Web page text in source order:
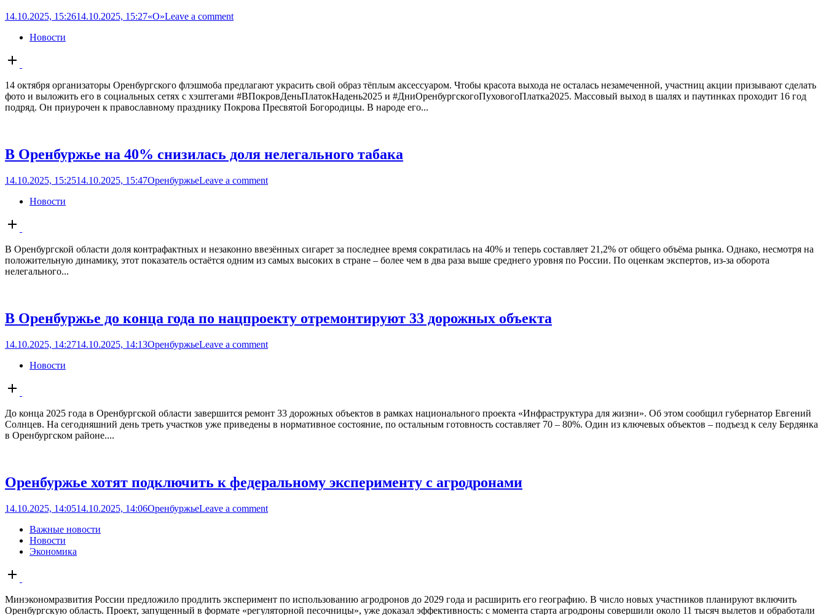
14.10.2025, 15:2614.10.2025, 15:27«О»Leave a comment
Новости
Open
post
14 октября организаторы Оренбургского флэшмоба предлагают украсить свой образ тёплым аксессуаром. Чтобы красота выхода не осталась незамеченной, участниц акции призывают сделать
фото и выложить его в социальных сетях с хэштегами #ВПокровДеньПлатокНадень2025 и #ДниОренбургскогоПуховогоПлатка2025. Массовый выход в шалях и паутинках проходит 16 год
подряд. Он приурочен к православному празднику Покрова Пресвятой Богородицы. В народе его...
В Оренбуржье на 40% снизилась доля нелегального табака
14.10.2025, 15:2514.10.2025, 15:47ОренбуржьеLeave a comment
Новости
Open
post
В Оренбургской области доля контрафактных и незаконно ввезённых сигарет за последнее время сократилась на 40% и теперь составляет 21,2% от общего объёма рынка. Однако, несмотря на
положительную динамику, этот показатель остаётся одним из самых высоких в стране – более чем в два раза выше среднего уровня по России. По оценкам экспертов, из-за оборота
нелегального...
В Оренбуржье до конца года по нацпроекту отремонтируют 33 дорожных объекта
14.10.2025, 14:2714.10.2025, 14:13ОренбуржьеLeave a comment
Новости
Open
post
До конца 2025 года в Оренбургской области завершится ремонт 33 дорожных объектов в рамках национального проекта «Инфраструктура для жизни». Об этом сообщил губернатор Евгений
Солнцев. На сегодняшний день треть участков уже приведены в нормативное состояние, по остальным готовность составляет 70 – 80%. Один из ключевых объектов – подъезд к селу Бердянка
в Оренбургском районе....
Оренбуржье хотят подключить к федеральному эксперименту с агродронами
14.10.2025, 14:0514.10.2025, 14:06ОренбуржьеLeave a comment
Важные новости
Новости
Экономика
Open
post
Минэкономразвития России предложило продлить эксперимент по использованию агродронов до 2029 года и расширить его географию. В число новых участников планируют включить
Оренбургскую область. Проект, запущенный в формате «регуляторной песочницы», уже доказал эффективность: с момента старта агродроны совершили около 11 тысяч вылетов и обработали